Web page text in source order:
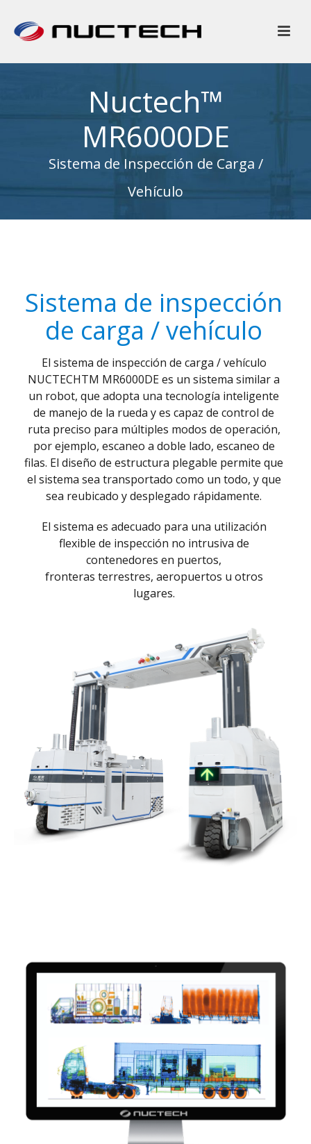
Nuctech™
MR6000DE
Sistema de Inspección de Carga /
Vehículo
Sistema de inspección
de carga / vehículo
El sistema de inspección de carga / vehículo
NUCTECHTM MR6000DE es un sistema similar a
un robot, que adopta una tecnología inteligente
de manejo de la rueda y es capaz de control de
ruta preciso para múltiples modos de operación,
por ejemplo, escaneo a doble lado, escaneo de
filas. El diseño de estructura plegable permite que
el sistema sea transportado como un todo, y que
sea reubicado y desplegado rápidamente.
El sistema es adecuado para una utilización
flexible de inspección no intrusiva de
contenedores en puertos,
fronteras terrestres, aeropuertos u otros
lugares.